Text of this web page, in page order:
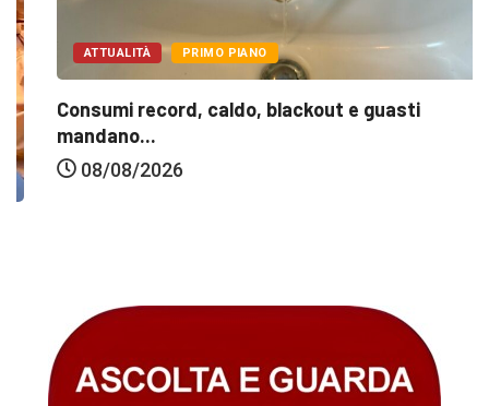
ATTUALITÀ PRIMO PIANO
Consumi record, caldo, blackout e guasti
mandano...
08/08/2026